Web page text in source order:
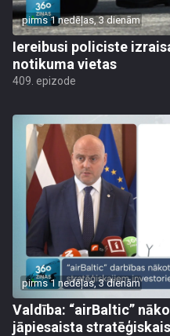
pirms 1 nedēļas, 3 dienām
Iereibusi policiste
notikuma vietas
409. epizode
pirms 1 nedēļas, 3 dienām
Valdība: “airBaltic”
jāpiesaista